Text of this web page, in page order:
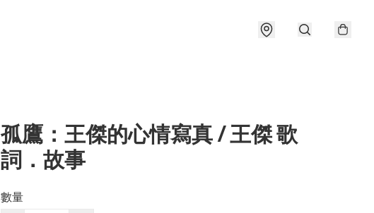
孤鷹：王傑的心情寫真 / 王傑 歌
詞．故事
數量